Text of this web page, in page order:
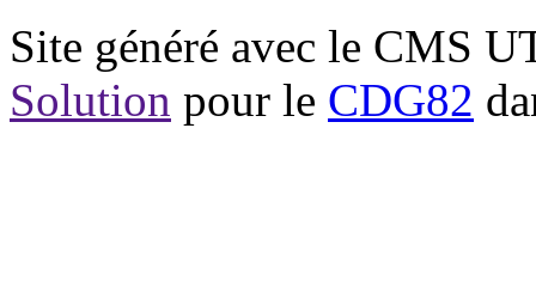
Site généré avec le CMS
Solution pour le CDG82